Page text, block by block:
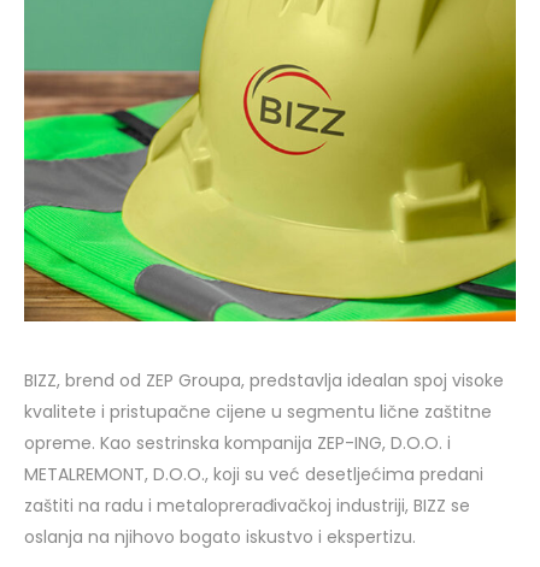
BIZZ, brend od ZEP Groupa, predstavlja idealan spoj visoke
kvalitete i pristupačne cijene u segmentu lične zaštitne
opreme. Kao sestrinska kompanija ZEP-ING, D.O.O. i
METALREMONT, D.O.O., koji su već desetljećima predani
zaštiti na radu i metaloprerađivačkoj industriji, BIZZ se
oslanja na njihovo bogato iskustvo i ekspertizu.